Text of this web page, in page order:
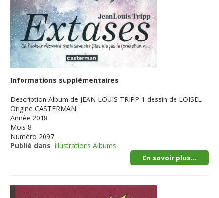
Informations supplémentaires
Description Album de JEAN LOUIS TRIPP 1 dessin de LOISEL
Origine CASTERMAN
Année 2018
Mois 8
Numéro 2097
Publié dans illustrations Albums
En savoir plus...